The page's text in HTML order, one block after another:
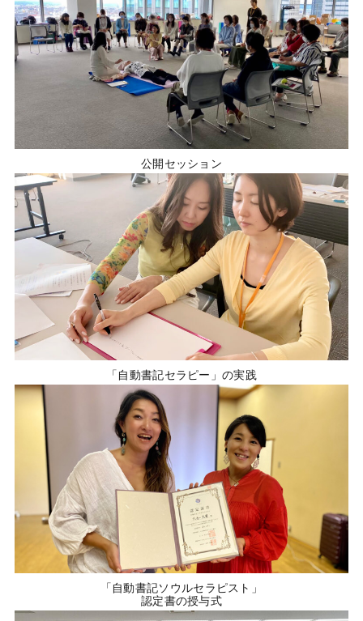
公開セッション
「自動書記セラピー」の実践
「自動書記ソウルセラピスト」
認定書の授与式